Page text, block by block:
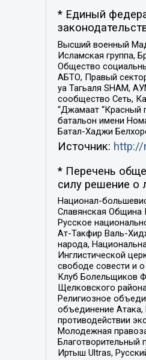
* Единый
Высший военный
Исламская группа,
Общество
АБТО, Правый
уа Тагьаля SHAM,
сообщество Сеть,
“Джамаат “Красный
батальон имени
Батал-Хаджи
Источник: http://
* Перечень
силу решение о
Национал-
Славянская Община
Русское
Ат-Такфир Валь-
народа,
Инглистической
свободе совести и
Клуб Болельщиков
Щелковского
Религиозное
объединение
противодействии
Молодежная
Благотворительный
Иртыш Ultras,